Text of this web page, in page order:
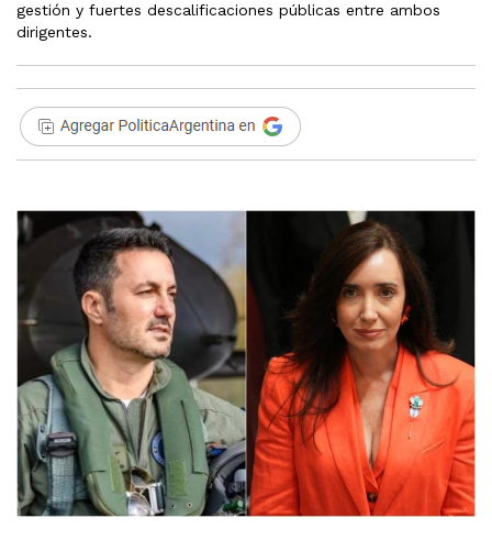
gestión y fuertes descalificaciones públicas entre ambos
dirigentes.